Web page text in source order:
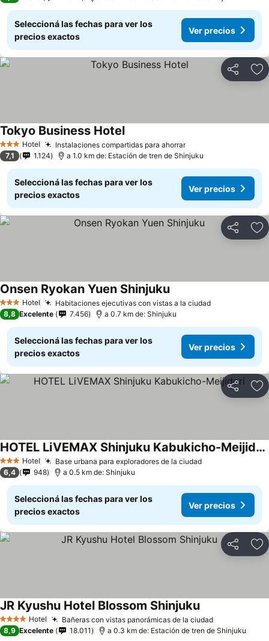
Seleccioná las fechas para ver los
precios exactos
Ver precios
Compartir
3 Estrellas
Hotel Instalaciones compartidas para ahorrar
Tokyo Business Hotel
7,1 1.124 a 1.0 km de: Estación de tren de Shinjuku
Seleccioná las fechas para ver los
precios exactos
Ver precios
Compartir
3 Estrellas
Hotel Habitaciones ejecutivas con vistas a la ciudad
Onsen Ryokan Yuen Shinjuku
8,8 Excelente 7.456 a 0.7 km de: Shinjuku
Seleccioná las fechas para ver los
precios exactos
Ver precios
Compartir
3 Estrellas
Hotel Base urbana para exploradores de la ciudad
HOTEL LiVEMAX Shinjuku Kabukicho-Meijidori
6,4 948 a 0.5 km de: Shinjuku
Seleccioná las fechas para ver los
precios exactos
Ver precios
Compartir
4 EstrellasHotel Bañeras con vistas panorámicas de la ciudad
JR Kyushu Hotel Blossom Shinjuku
8,9 Excelente 18.011 a 0.3 km de: Estación de tren de Shinjuku